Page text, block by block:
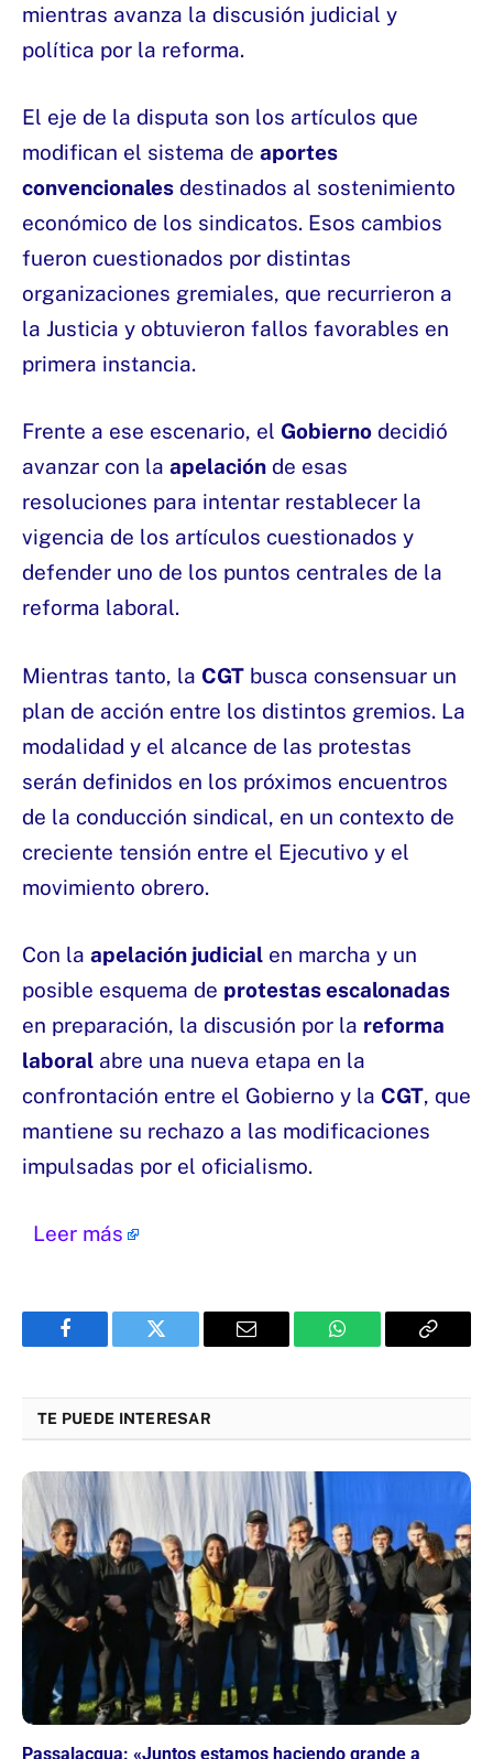
mientras avanza la discusión judicial y
política por la reforma.
El eje de la disputa son los artículos que
modifican el sistema de aportes
convencionales destinados al sostenimiento
económico de los sindicatos. Esos cambios
fueron cuestionados por distintas
organizaciones gremiales, que recurrieron a
la Justicia y obtuvieron fallos favorables en
primera instancia.
Frente a ese escenario, el Gobierno decidió
avanzar con la apelación de esas
resoluciones para intentar restablecer la
vigencia de los artículos cuestionados y
defender uno de los puntos centrales de la
reforma laboral.
Mientras tanto, la CGT busca consensuar un
plan de acción entre los distintos gremios. La
modalidad y el alcance de las protestas
serán definidos en los próximos encuentros
de la conducción sindical, en un contexto de
creciente tensión entre el Ejecutivo y el
movimiento obrero.
Con la apelación judicial en marcha y un
posible esquema de protestas escalonadas
en preparación, la discusión por la reforma
laboral abre una nueva etapa en la
confrontación entre el Gobierno y la CGT, que
mantiene su rechazo a las modificaciones
impulsadas por el oficialismo.
Leer más
Facebook Twitter Email WhatsApp Copy
TE PUEDE INTERESAR
Passalacqua: «Juntos estamos haciendo grande a